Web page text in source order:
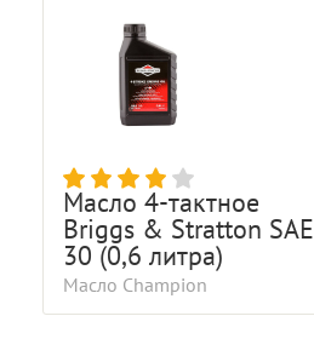
Масло 4-тактное
Briggs & Stratton SAE
30 (0,6 литра)
Масло Champion